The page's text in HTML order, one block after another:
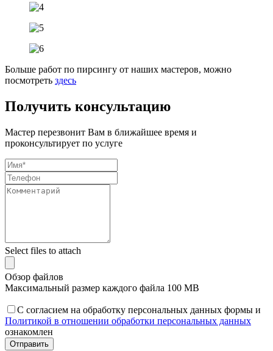
Больше работ по пирсингу от наших мастеров, можно
посмотреть здесь
Получить консультацию
Мастер перезвонит Вам в ближайшее время и
проконсультирует по услуге
Select files to attach
Обзор файлов
Максимальный размер каждого файла 100 MB
С согласием на обработку персональных данных формы и
Политикой в отношении обработки персональных данных
ознакомлен
Отправить